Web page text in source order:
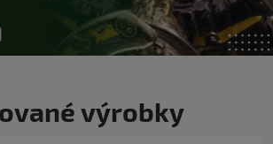
výrobky